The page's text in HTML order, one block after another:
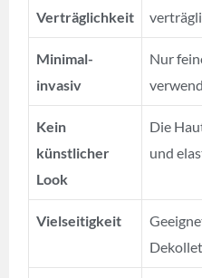
Verträglichkeit
Minimal-
invasiv
Nur
Kein
künstlicher
Look
Die
und
Vielseitigkeit